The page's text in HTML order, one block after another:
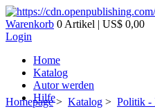
Warenkorb 0 Artikel | US$ 0,00
Login
Home
Katalog
Autor werden
Hilfe
Homepage> Katalog > Politik -